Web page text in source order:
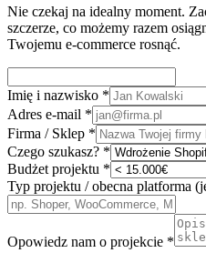
Nie czekaj na idealny moment.
szczerze, co możemy razem
Twojemu e-commerce rosnąć.
Imię i nazwisko *
Adres e-mail *
Firma / Sklep *
Czego szukasz? *
Budżet projektu *
Typ projektu / obecna platforma
Opowiedz nam o projekcie *